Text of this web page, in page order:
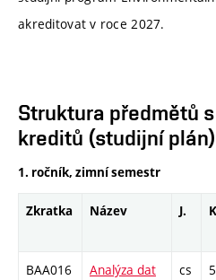
akreditovat v roce 2027.
Struktura předmětů s
kreditů (studijní plán)
1. ročník, zimní semestr
Zkratka Název J.
BAA016 Analýza dat cs 5